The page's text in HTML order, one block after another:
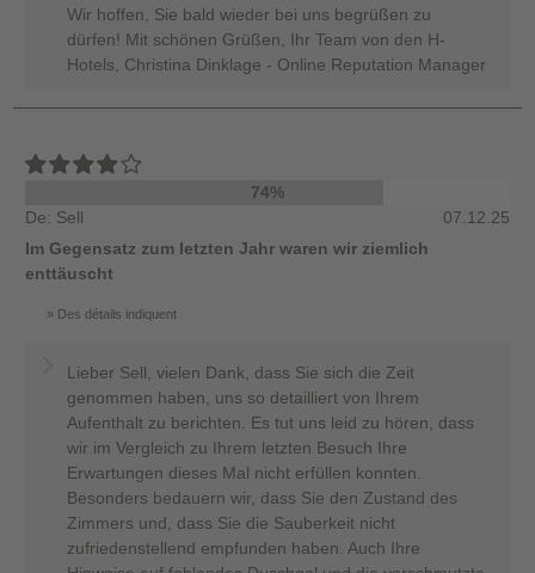
Wir hoffen, Sie bald wieder bei uns begrüßen zu
dürfen! Mit schönen Grüßen, Ihr Team von den H-
Hotels, Christina Dinklage - Online Reputation Manager
74%
De: Sell
07.12.25
Im Gegensatz zum letzten Jahr waren wir ziemlich
enttäuscht
Des détails indiquent
Lieber Sell, vielen Dank, dass Sie sich die Zeit
genommen haben, uns so detailliert von Ihrem
Aufenthalt zu berichten. Es tut uns leid zu hören, dass
wir im Vergleich zu Ihrem letzten Besuch Ihre
Erwartungen dieses Mal nicht erfüllen konnten.
Besonders bedauern wir, dass Sie den Zustand des
Zimmers und, dass Sie die Sauberkeit nicht
zufriedenstellend empfunden haben. Auch Ihre